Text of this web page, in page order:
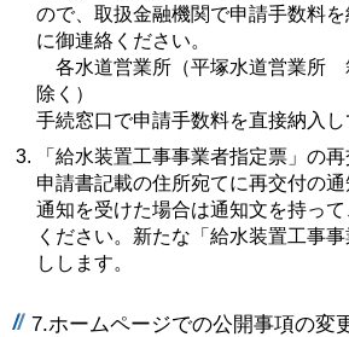
ので、取扱金融機関で申請手数料
に御連絡ください。
各水道営業所（平塚水道営業所
除く）
手続窓口で申請手数料を直接納入し
「給水装置工事事業者指定票」の
申請書記載の住所宛てに再交付の通
通知を受けた場合は通知文を持っ
ください。新たな「給水装置工事
しします。
7.ホームページでの公開事項の変